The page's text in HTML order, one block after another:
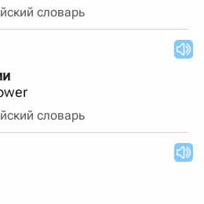
словарь
словарь